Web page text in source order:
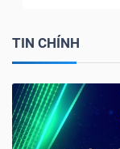
TIN CHÍNH